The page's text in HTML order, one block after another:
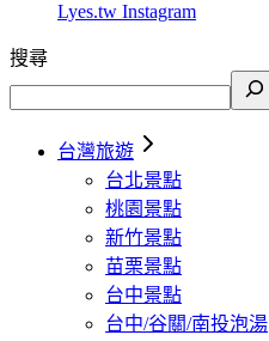
Lyes.tw Instagram
搜尋
台灣旅遊
台北景點
桃園景點
新竹景點
苗栗景點
台中景點
台中/谷關/南投泡湯